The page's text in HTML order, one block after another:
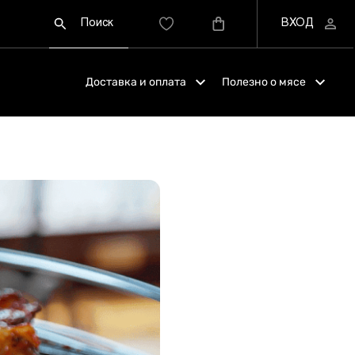
Доставка и оплата Полезно о мясе